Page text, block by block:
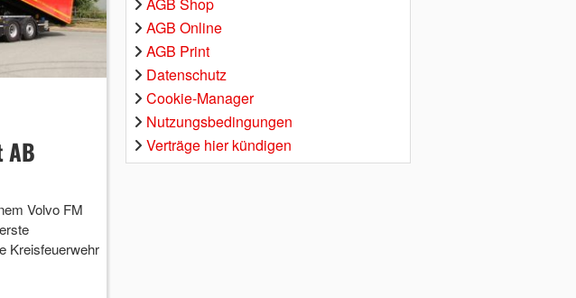
Volvo FM
Kreisfeuerwehr
AGB Online
AGB Print
Datenschutz
Cookie-Manager
Nutzungsbedingungen
Verträge hier kündigen